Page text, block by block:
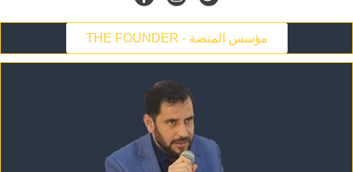
THE FOUNDER - مؤسس المنصة